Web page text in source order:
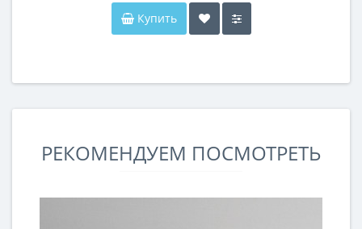
Купить
РЕКОМЕНДУЕМ ПОСМОТРЕТЬ